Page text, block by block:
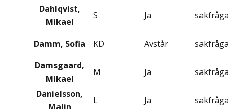
Dahlqvist,
Mikael
S Ja
Damm, Sofia KD Avstår
Damsgaard,
Mikael
M Ja
Danielsson,
L Ja